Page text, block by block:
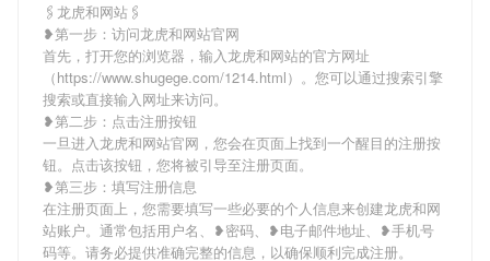
🖇龙虎和网站🖇
❥第一步：访问龙虎和网站官网
首先，打开您的浏览器，输入龙虎和网站的官方网址
（https://www.shugege.com/1214.html）。您可以通过搜索引擎
搜索或直接输入网址来访问。
❥第二步：点击注册按钮
一旦进入龙虎和网站官网，您会在页面上找到一个醒目的注册按
钮。点击该按钮，您将被引导至注册页面。
❥第三步：填写注册信息
在注册页面上，您需要填写一些必要的个人信息来创建龙虎和网
站账户。通常包括用户名、❥密码、❥电子邮件地址、❥手机号
码等。请务必提供准确完整的信息，以确保顺利完成注册。